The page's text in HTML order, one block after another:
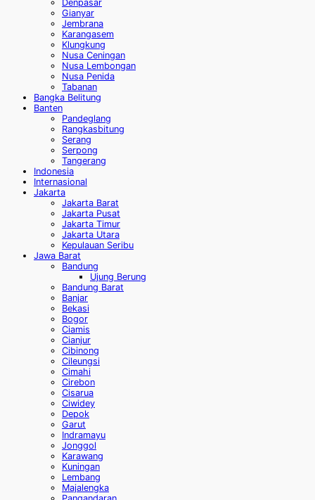
Denpasar
Gianyar
Jembrana
Karangasem
Klungkung
Nusa Ceningan
Nusa Lembongan
Nusa Penida
Tabanan
Bangka Belitung
Banten
Pandeglang
Rangkasbitung
Serang
Serpong
Tangerang
Indonesia
Internasional
Jakarta
Jakarta Barat
Jakarta Pusat
Jakarta Timur
Jakarta Utara
Kepulauan Seribu
Jawa Barat
Bandung
Ujung Berung
Bandung Barat
Banjar
Bekasi
Bogor
Ciamis
Cianjur
Cibinong
Cileungsi
Cimahi
Cirebon
Cisarua
Ciwidey
Depok
Garut
Indramayu
Jonggol
Karawang
Kuningan
Lembang
Majalengka